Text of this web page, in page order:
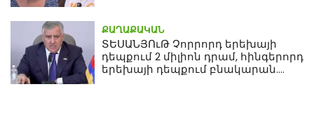
ՔԱՂԱՔԱԿԱՆ
ՏԵՍԱՆՅՈւԹ Չորրորդ երեխայի
դեպքում 2 միլիոն դրամ, հինգերորդ
երեխայի դեպքում բնակարան.